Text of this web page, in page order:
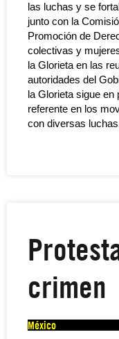
las luchas y se
junto con la
Promoción de
colectivas y
la Glorieta en las
autoridades del
la Glorieta sigue en
referente en los
con diversas
crimen
México